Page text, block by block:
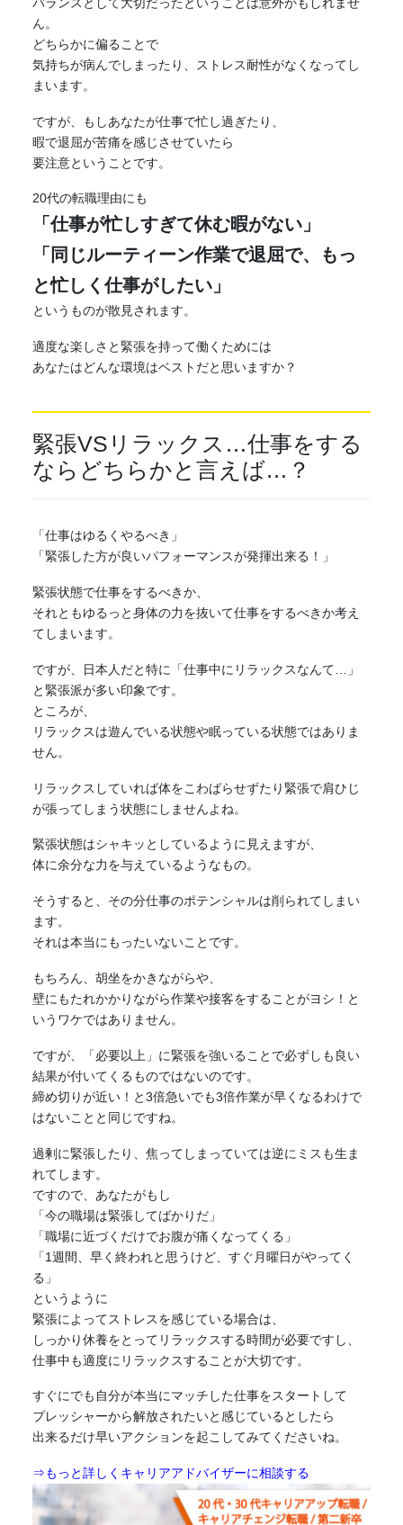
ん。
どちらかに偏ることで
気持ちが病んでしまったり、ストレス耐性がなくなってし
まいます。
ですが、もしあなたが仕事で忙し過ぎたり、
暇で退屈が苦痛を感じさせていたら
要注意ということです。
20代の転職理由にも
「仕事が忙しすぎて休む暇がない」
「同じルーティーン作業で退屈で、もっ
と忙しく仕事がしたい」
というものが散見されます。
適度な楽しさと緊張を持って働くためには
あなたはどんな環境はベストだと思いますか？
緊張VSリラックス…仕事をする
ならどちらかと言えば…？
「仕事はゆるくやるべき」
「緊張した方が良いパフォーマンスが発揮出来る！」
緊張状態で仕事をするべきか、
それともゆるっと身体の力を抜いて仕事をするべきか考え
てしまいます。
ですが、日本人だと特に「仕事中にリラックスなんて…」
と緊張派が多い印象です。
ところが、
リラックスは遊んでいる状態や眠っている状態ではありま
せん。
リラックスしていれば体をこわばらせずたり緊張で肩ひじ
が張ってしまう状態にしませんよね。
緊張状態はシャキッとしているように見えますが、
体に余分な力を与えているようなもの。
そうすると、その分仕事のポテンシャルは削られてしまい
ます。
それは本当にもったいないことです。
もちろん、胡坐をかきながらや、
壁にもたれかかりながら作業や接客をすることがヨシ！と
いうワケではありません。
ですが、「必要以上」に緊張を強いることで必ずしも良い
結果が付いてくるものではないのです。
締め切りが近い！と3倍急いでも3倍作業が早くなるわけで
はないことと同じですね。
過剰に緊張したり、焦ってしまっていては逆にミスも生ま
れてします。
ですので、あなたがもし
「今の職場は緊張してばかりだ」
「職場に近づくだけでお腹が痛くなってくる」
「1週間、早く終われと思うけど、すぐ月曜日がやってく
る」
というように
緊張によってストレスを感じている場合は、
しっかり休養をとってリラックスする時間が必要ですし、
仕事中も適度にリラックスすることが大切です。
すぐにでも自分が本当にマッチした仕事をスタートして
プレッシャーから解放されたいと感じているとしたら
出来るだけ早いアクションを起こしてみてくださいね。
⇒もっと詳しくキャリアアドバイザーに相談する